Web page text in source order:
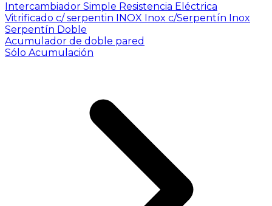
Intercambiador Simple Resistencia Eléctrica
Vitrificado c/ serpentin INOX Inox c/Serpentín Inox
Serpentín Doble
Acumulador de doble pared
Sólo Acumulación